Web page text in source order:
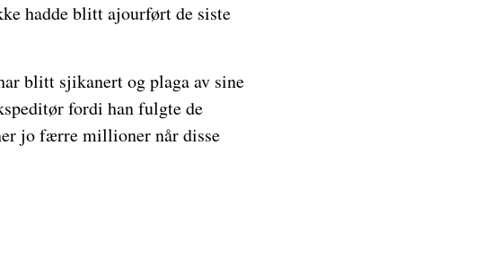
hadde blitt ajourført de siste
blitt sjikanert og plaga av sine
fordi han fulgte de
jo færre millioner når disse